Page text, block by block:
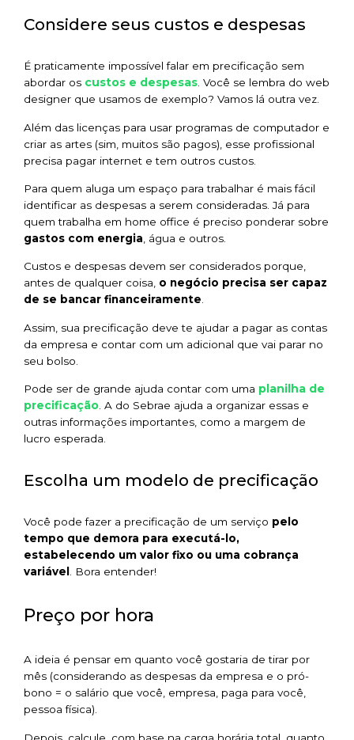
Considere seus custos e despesas
É praticamente impossível falar em precificação sem
abordar os custos e despesas. Você se lembra do web
designer que usamos de exemplo? Vamos lá outra vez.
Além das licenças para usar programas de computador e
criar as artes (sim, muitos são pagos), esse profissional
precisa pagar internet e tem outros custos.
Para quem aluga um espaço para trabalhar é mais fácil
identificar as despesas a serem consideradas. Já para
quem trabalha em home office é preciso ponderar sobre
gastos com energia , água e outros.
Custos e despesas devem ser considerados porque,
antes de qualquer coisa, o negócio precisa ser capaz
de se bancar financeiramente.
Assim, sua precificação deve te ajudar a pagar as contas
da empresa e contar com um adicional que vai parar no
seu bolso.
Pode ser de grande ajuda contar com uma planilha de
precificação . A do Sebrae ajuda a organizar essas e
outras informações importantes, como a margem de
lucro esperada.
Escolha um modelo de precificação
Você pode fazer a precificação de um serviço pelo
tempo que demora para executá-lo,
estabelecendo um valor fixo ou uma cobrança
variável
. Bora entender!
Preço por hora
A ideia é pensar em quanto você gostaria de tirar por
mês (considerando as despesas da empresa e o pró-
bono = o salário que você, empresa, paga para você,
pessoa física).
Depois, calcule, com base na carga horária total, quanto